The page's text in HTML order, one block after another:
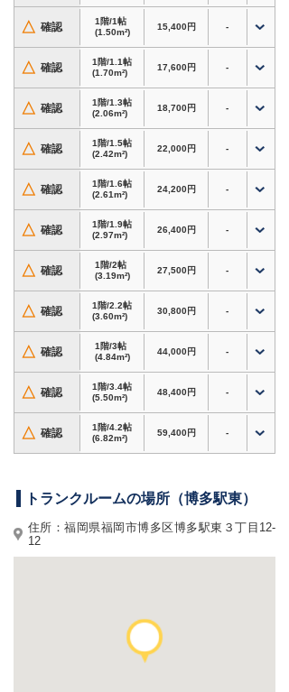
【アクセス】
・博多駅から車で約7分
・東比恵駅方面からも利用しやすい立地
・博多駅東3丁目エリア
・博多駅南・比恵町・山王方面からもアクセス良
好
福岡市博多区内はもちろん、博多駅周辺・東比
恵・博多駅南方面からも利用しやすいトランクル
ームです。
屋内型トランクルームのため、空調設備・防犯設
備・換気設備を備えており、大切な荷物を保管し
やすい環境です。
24時間365日いつでも出し入れ可能で、最短当日
からご利用いただけます。
引越しやリフォーム時の一時保管、衣類・季節用
品・家電・趣味道具などの収納にも便利です。
法人のお客様には、書類・備品・在庫商品のレン
タル倉庫としてもおすすめです。
博多駅周辺で収納スペースを確保したい方にも使
いやすい屋内型トランクルームです。
ホームページからのお申込みで初期費用3,000円
割引！
ンペーンもご利用いただけます。内覧やトランク
ルームサイズのご相談もお気軽にお問い合わせく
ださい。
△ 確認
1階/1帖
(1.50m²)
15,400円 -
△ 確認
1階/1.1帖
(1.70m²)
17,600円 -
△ 確認
1階/1.3帖
(2.06m²)
18,700円 -
△ 確認
1階/1.5帖
(2.42m²)
22,000円 -
△ 確認
1階/1.6帖
(2.61m²)
24,200円 -
△ 確認
1階/1.9帖
(2.97m²)
26,400円 -
△ 確認
1階/2帖
(3.19m²)
27,500円 -
△ 確認
1階/2.2帖
(3.60m²)
30,800円 -
△ 確認
1階/3帖
(4.84m²)
44,000円 -
△ 確認
1階/3.4帖
(5.50m²)
48,400円 -
△ 確認
1階/4.2帖
(6.82m²)
59,400円 -
トランクルームの場所（博多駅東）
住所：福岡県福岡市博多区博多駅東３丁目12-
12